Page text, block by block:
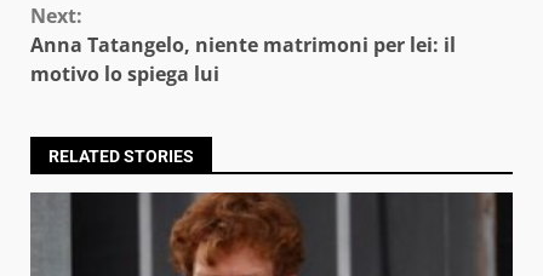
Next:
Anna Tatangelo, niente matrimoni per lei: il
motivo lo spiega lui
RELATED STORIES